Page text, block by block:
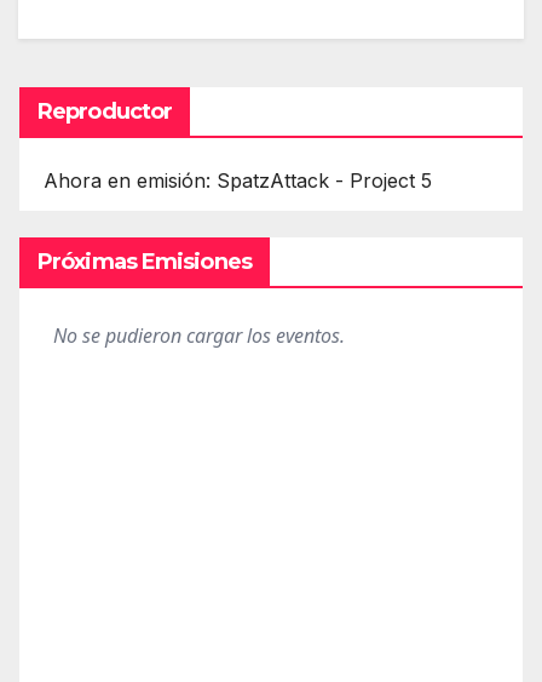
Reproductor
Ahora en emisión: SpatzAttack - Project 5
Próximas Emisiones